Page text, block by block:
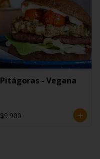
Pitágoras - Vegana
$9.900